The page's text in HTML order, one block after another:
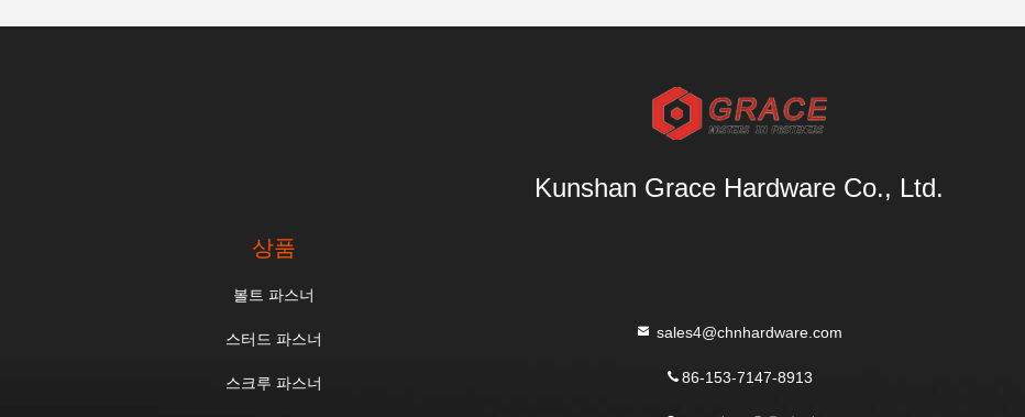
Kunshan Grace Hardware Co., Ltd.
상품
볼트 파스너
스터드 파스너
스크루 파스너
sales4@chnhardware.com
86-153-7147-8913